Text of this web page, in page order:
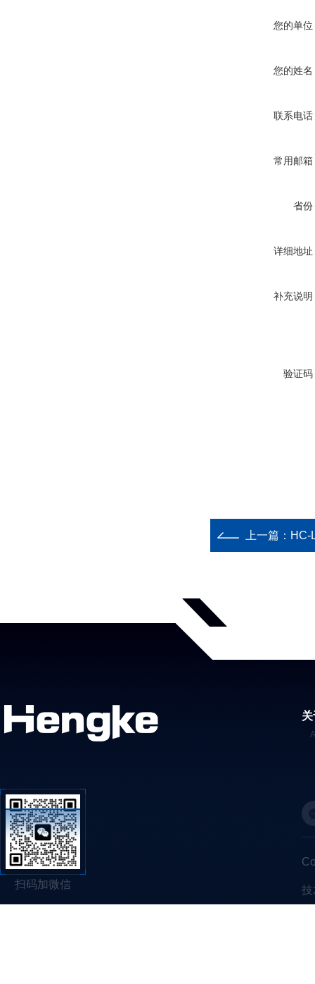
您的单位
您的姓名
联系电话
常用邮箱
省份
详细地址
补充说明
验证码
上一篇： HC-
扫码加微信 技